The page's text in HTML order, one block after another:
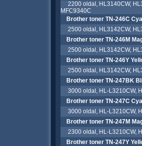
2200 oldal, HL3140CW,
MFC9340C
Brother toner TN-246C
2500 oldal, HL3142CW,
Brother toner TN-246M
2500 oldal, HL3142CW,
Brother toner TN-246Y
2500 oldal, HL3142CW,
Brother toner TN-247BK
3000 oldal, HL-L3210CW,
Brother toner TN-247C
3000 oldal, HL-L3210CW,
Brother toner TN-247M
2300 oldal, HL-L3210CW,
Brother toner TN-247Y